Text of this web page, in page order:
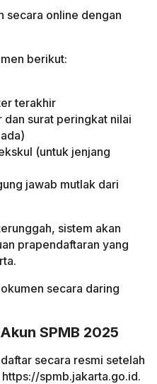
secara online dengan
berikut:
terakhir
surat peringkat nilai
(untuk jenjang
jawab mutlak dari
sistem akan
prapendaftaran yang
secara daring
SPMB 2025
secara resmi setelah
spmb.jakarta.go.id.